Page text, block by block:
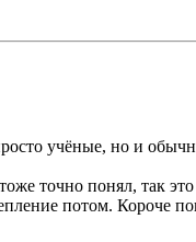
учёные, но и
точно понял, так
потом. Короче